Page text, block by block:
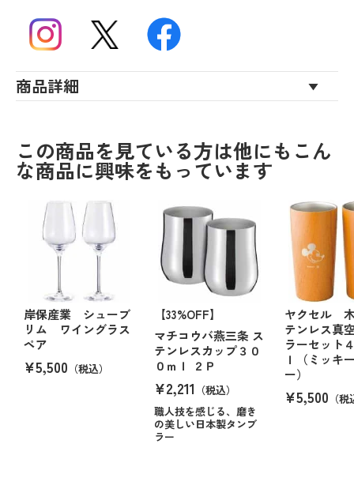
商品詳細
この商品を見ている方は他にもこん
な商品に興味をもっています
岸保産業 シューブ
リム ワイングラス
ペア
¥5,500 （税込）
【33%OFF】
マチコウバ燕三条 ス
テンレスカップ３０
０ｍｌ ２Ｐ
¥2,211 （税込）
職人技を感じる、磨き
の美しい日本製タンブ
ラー
ヤクセル
テンレス真
ラーセット
ｌ（ミッキ
ー）
¥5,500 （